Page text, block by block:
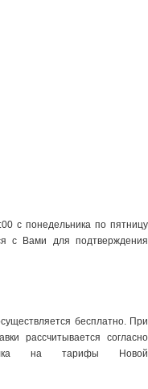
с понедельника по пятницу
с Вами для подтверждения
бесплатно. При
рассчитывается согласно
на тарифы Новой